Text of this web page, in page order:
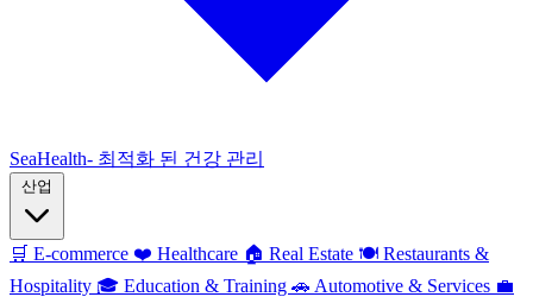
SeaHealth- 최적화 된 건강 관리
🛒 E-commerce ❤️ Healthcare 🏠 Real Estate 🍽️ Restaurants &
Hospitality 🎓 Education & Training 🚗 Automotive & Services 💼